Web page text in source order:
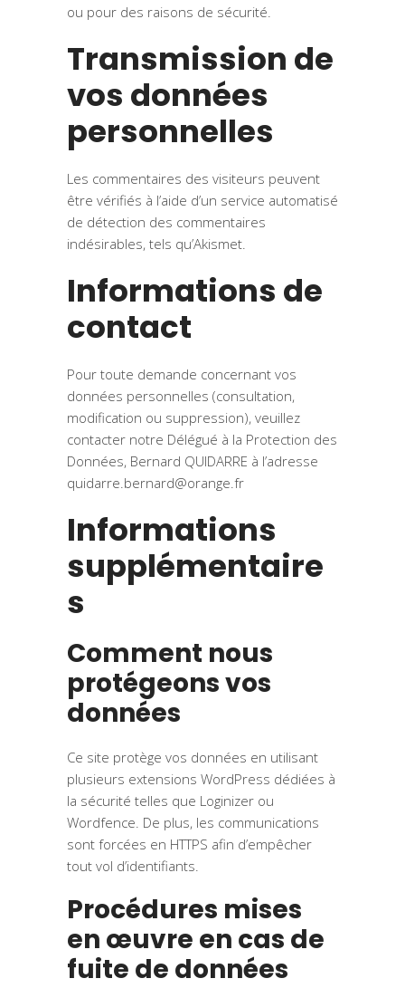
ou pour des raisons de sécurité.
Transmission de
vos données
personnelles
Les commentaires des visiteurs peuvent
être vérifiés à l’aide d’un service automatisé
de détection des commentaires
indésirables, tels qu’Akismet.
Informations de
contact
Pour toute demande concernant vos
données personnelles (consultation,
modification ou suppression), veuillez
contacter notre Délégué à la Protection des
Données, Bernard QUIDARRE à l’adresse
quidarre.bernard@orange.fr
Informations
supplémentaire
s
Comment nous
protégeons vos
données
Ce site protège vos données en utilisant
plusieurs extensions WordPress dédiées à
la sécurité telles que Loginizer ou
Wordfence. De plus, les communications
sont forcées en HTTPS afin d’empêcher
tout vol d’identifiants.
Procédures mises
en œuvre en cas de
fuite de données